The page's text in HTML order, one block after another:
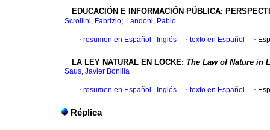
· EDUCACIÓN E INFORMACIÓN PÚBLICA:
Scrollini, Fabrizio; Landoni, Pablo
· resumen en Español Inglés · texto en Español ·
· LA LEY NATURAL EN LOCKE: The Law of Nature in
Saus, Javier Bonilla
· resumen en Español Inglés · texto en Español ·
Réplica